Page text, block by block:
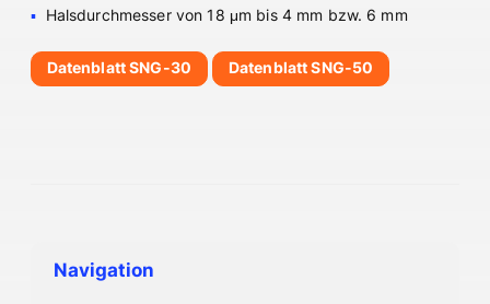
Halsdurchmesser von 18 μm bis 4 mm bzw. 6 mm
Datenblatt SNG-30 Datenblatt SNG-50
Navigation